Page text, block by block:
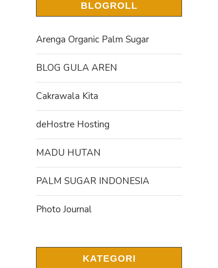
BLOGROLL
Arenga Organic Palm Sugar
BLOG GULA AREN
Cakrawala Kita
deHostre Hosting
MADU HUTAN
PALM SUGAR INDONESIA
Photo Journal
KATEGORI